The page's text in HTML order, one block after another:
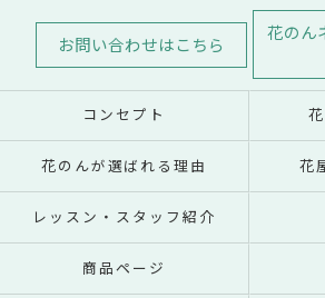
お問い合わせはこちら
花のん
コンセプト
花のんが選ばれる理由 花
レッスン・スタッフ紹介
商品ページ